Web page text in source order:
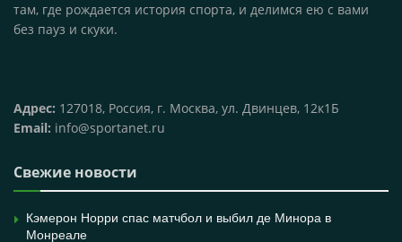
там, где рождается история спорта, и делимся ею с вами
без пауз и скуки.
Адрес: 127018, Россия, г. Москва, ул. Двинцев, 12к1Б
Email: info@sportanet.ru
Свежие новости
Кэмерон Норри спас матчбол и выбил де Минора в
Монреале